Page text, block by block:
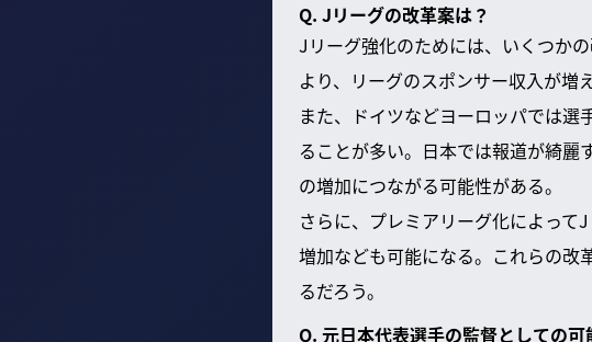
Q. Jリーグの改革案は？
Jリーグ強化のためには、いくつか
より、リーグのスポンサー収入が増
また、ドイツなどヨーロッパでは
ることが多い。日本では報道が綺麗
の増加につながる可能性がある。
さらに、プレミアリーグ化によって
増加なども可能になる。これらの改
るだろう。
Q. 元日本代表選手の監督としての可